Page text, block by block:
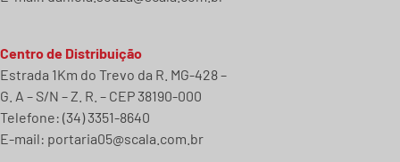
Centro de Distribuição
Estrada 1Km do Trevo da R. MG-428 –
G. A – S/N – Z. R. – CEP 38190-000
Telefone: (34) 3351-8640
E-mail: portaria05@scala.com.br